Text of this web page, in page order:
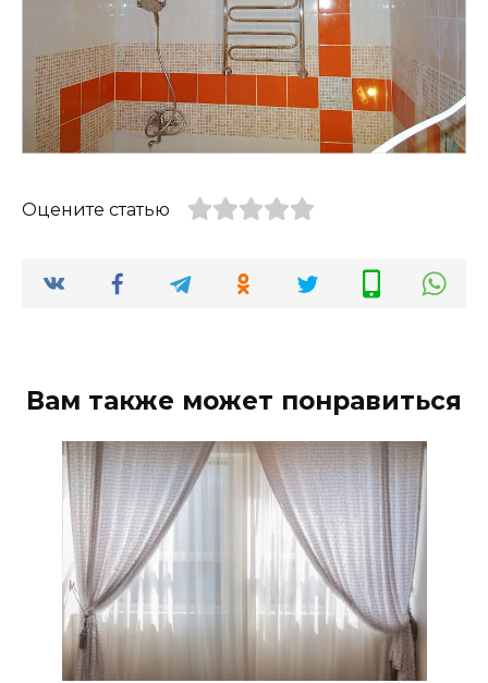
Оцените статью
Вам также может понравиться